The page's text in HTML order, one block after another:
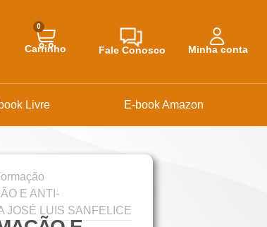
0
Carrinho Fale Conosco Minha conta
Livre E-book Amazon
E ANTI-
JOSÉ LUIS SANFELICE